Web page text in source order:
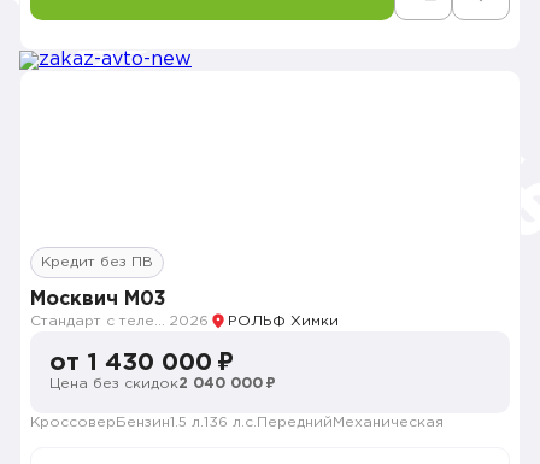
Кредит без ПВ
Москвич M03
2026 РОЛЬФ Химки
от 1 430 000 ₽
Цена без скидок2 040 000 ₽
Кроссовер Бензин1.5 л. 136 л.с. Передний Механическая